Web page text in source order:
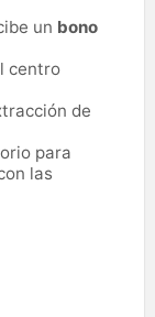
un bono
centro
de
para
las